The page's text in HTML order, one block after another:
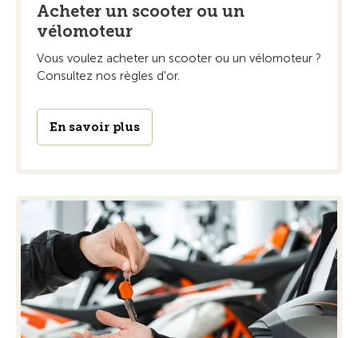
Acheter un scooter ou un
vélomoteur
Vous voulez acheter un scooter ou un vélomoteur ?
Consultez nos règles d'or.
En savoir plus